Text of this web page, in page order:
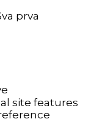
prva
site features